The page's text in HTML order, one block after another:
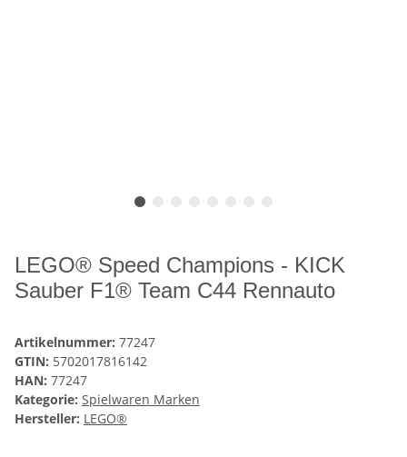
LEGO® Speed Champions - KICK
Sauber F1® Team C44 Rennauto
Artikelnummer: 77247
GTIN: 5702017816142
HAN: 77247
Kategorie: Spielwaren Marken
Hersteller: LEGO®